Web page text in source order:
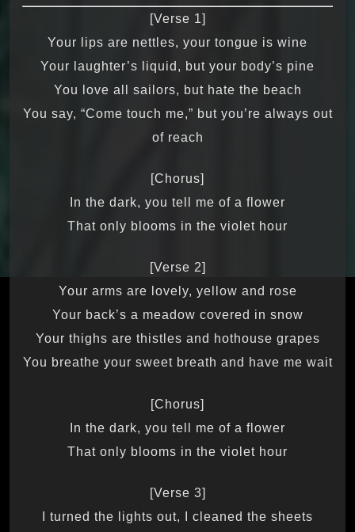
[Verse 1]
Your lips are nettles, your tongue is wine
Your laughter’s liquid, but your body’s pine
You love all sailors, but hate the beach
You say, “Come touch me,” but you’re always out
of reach
[Chorus]
In the dark, you tell me of a flower
That only blooms in the violet hour
[Verse 2]
Your arms are lovely, yellow and rose
Your back’s a meadow covered in snow
Your thighs are thistles and hothouse grapes
You breathe your sweet breath and have me wait
[Chorus]
In the dark, you tell me of a flower
That only blooms in the violet hour
[Verse 3]
I turned the lights out, I cleaned the sheets